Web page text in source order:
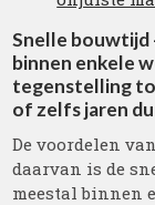
Snelle bouwtijd
binnen enkele
tegenstelling
of zelfs jaren
De voordelen
daarvan is de
meestal binnen